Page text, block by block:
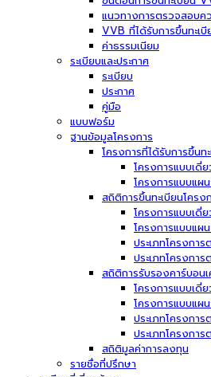
แนวทางการตรวจสอบค
VVB ที่ได้รับการขึ้นทะเบี
ค่าธรรมเนียม
ระเบียบและประกาศ
ระเบียบ
ประกาศ
คู่มือ
แบบฟอร์ม
ฐานข้อมูลโครงการ
โครงการที่ได้รับการขึ้นท
โครงการแบบเดี่
โครงการแบบแผ
สถิติการขึ้นทะเบียนโครง
โครงการแบบเดี่
โครงการแบบแผ
ประเภทโครงกา
ประเภทโครงกา
สถิติการรับรองคาร์บอน
โครงการแบบเดี่
โครงการแบบแผ
ประเภทโครงกา
ประเภทโครงกา
สถิติมูลค่าการลงทุน
รายชื่อที่ปรึกษา